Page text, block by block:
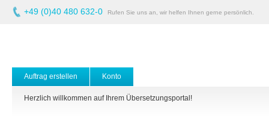
+49 (0)40 480 632-0 Rufen Sie uns an, wir helfen Ihnen gerne persönlich.
Auftrag erstellen Konto
Herzlich willkommen auf Ihrem Übersetzungsportal!